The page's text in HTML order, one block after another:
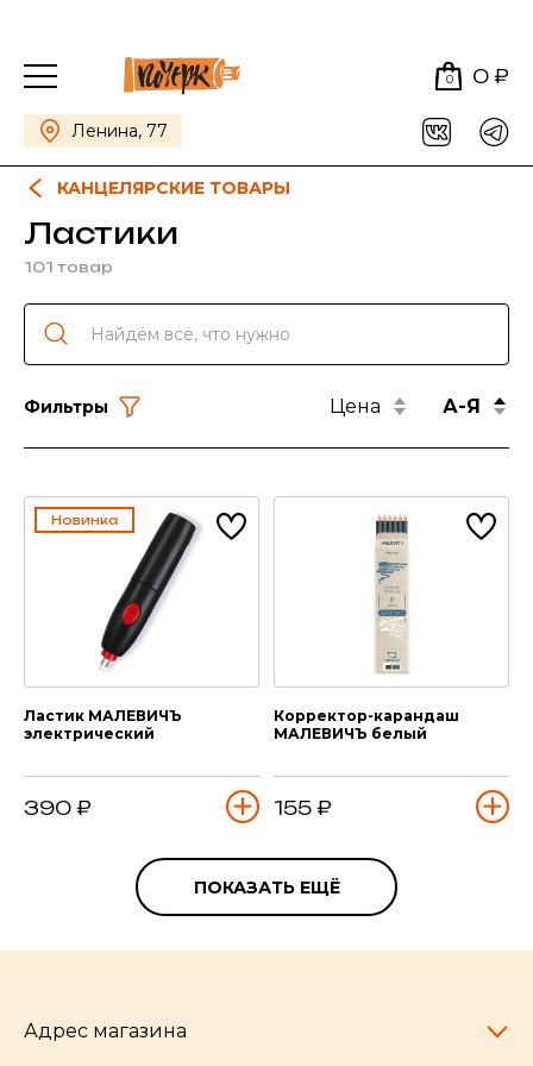
0 0 ₽
Ленина, 77
КАНЦЕЛЯРСКИЕ ТОВАРЫ
Ластики
101 товар
Фильтры Цена А-Я
Новинка
Ластик МАЛЕВИЧЪ
электрический
390 ₽
Корректор-карандаш
МАЛЕВИЧЪ белый
155 ₽
ПОКАЗАТЬ ЕЩЁ
Адрес магазина